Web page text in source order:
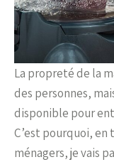
La propreté de la
des personnes,
disponible pour
C’est pourquoi,
ménagers, je vais